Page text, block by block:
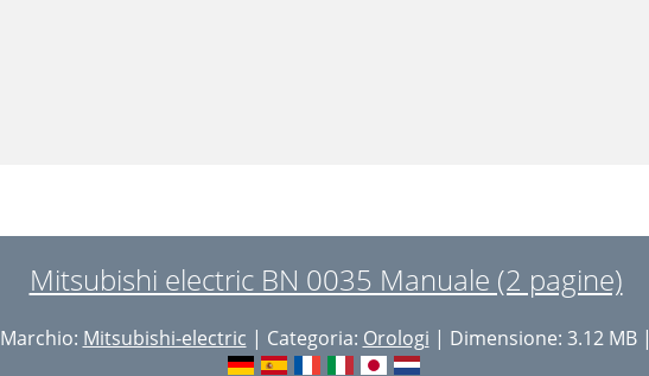
Mitsubishi electric BN 0035 Manuale (2 pagine)
Marchio: Mitsubishi-electric | Categoria: Orologi | Dimensione: 3.12 MB |